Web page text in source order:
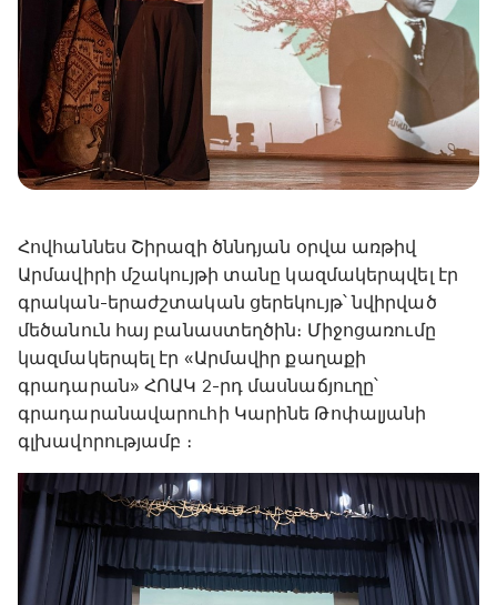
Հովհաննես Շիրազի ծննդյան օրվա առթիվ
Արմավիրի մշակույթի տանը կազմակերպվել էր
գրական-երաժշտական ցերեկույթ՝ նվիրված
մեծանուն հայ բանաստեղծին։ Միջոցառումը
կազմակերպել էր «Արմավիր քաղաքի
գրադարան» ՀՈԱԿ 2-րդ մասնաճյուղը՝
գրադարանավարուհի Կարինե Թոփալյանի
գլխավորությամբ ։